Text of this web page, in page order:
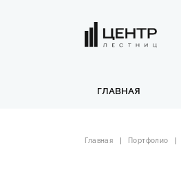
ГЛАВНАЯ
Главная Портфолио